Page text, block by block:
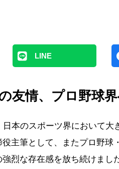
LINE
友情、プロ野球
本のスポーツ界において大
主筆として、またプロ野球
烈な存在感を放ち続けまし